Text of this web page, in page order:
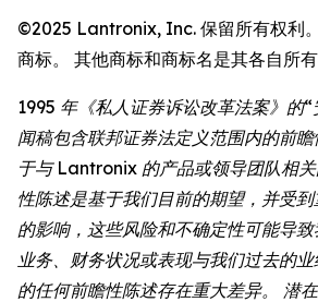
©2025 Lantronix, Inc. 保留所有权利
商标。 其他商标和商标名是其各自所有
1995 年《私人证券诉讼改革法案》的
闻稿包含联邦证券法定义范围内的前
于与 Lantronix 的产品或领导团队相
性陈述是基于我们目前的期望，并受
的影响，这些风险和不确定性可能导
业务、财务状况或表现与我们过去的
的任何前瞻性陈述存在重大差异。 潜